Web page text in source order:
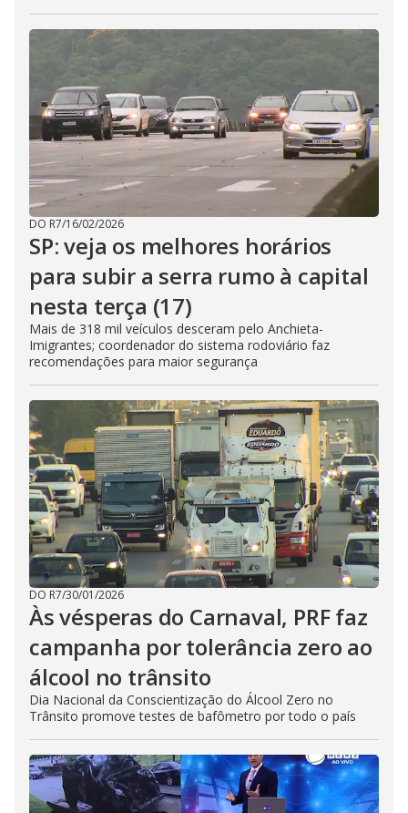
DO R7/16/02/2026
SP: veja os melhores horários
para subir a serra rumo à capital
nesta terça (17)
Mais de 318 mil veículos desceram pelo Anchieta-
Imigrantes; coordenador do sistema rodoviário faz
recomendações para maior segurança
DO R7/30/01/2026
Às vésperas do Carnaval, PRF faz
campanha por tolerância zero ao
álcool no trânsito
Dia Nacional da Conscientização do Álcool Zero no
Trânsito promove testes de bafômetro por todo o país